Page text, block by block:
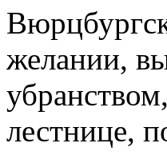
желании,
лестнице,